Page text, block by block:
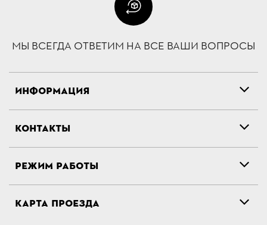
МЫ ВСЕГДА ОТВЕТИМ НА ВСЕ ВАШИ ВОПРОСЫ
ИНФОРМАЦИЯ
КОНТАКТЫ
РЕЖИМ РАБОТЫ
КАРТА ПРОЕЗДА